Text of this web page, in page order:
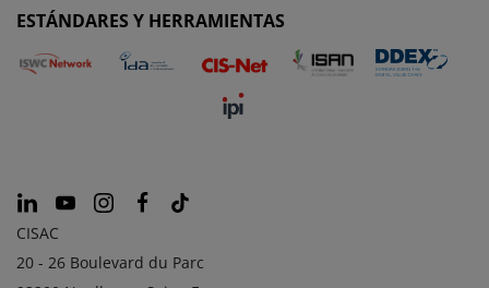
ESTÁNDARES Y HERRAMIENTAS
CISAC
20 - 26 Boulevard du Parc